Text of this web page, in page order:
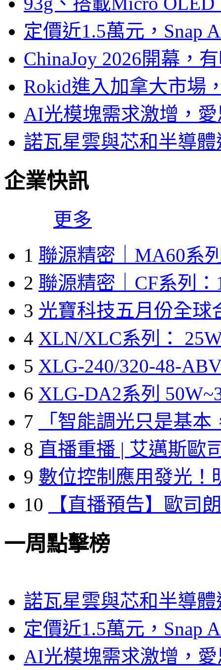
定價近1.5萬元，Snap
ChinaJoy 2026開幕，
Rokid進入加拿大市場
AI光模塊需求激增，
諾瓦星雲與芯和半導
企業快訊
更多
1 聯源精密｜MA60系
2 聯源精密｜CF系列：
3 光寶科技五月份全球
4 XLN/XLC系列：
5 XLG-240/320-48-
6 XLG-DA2系列
7
「智能調光只是基本
8 直播重播 | 艾邁斯歐
9 數位控制應用發光！
10
【直播預告】歐司
一周點擊榜
諾瓦星雲與芯和半導
定價近1.5萬元，Snap
AI光模塊需求激增，